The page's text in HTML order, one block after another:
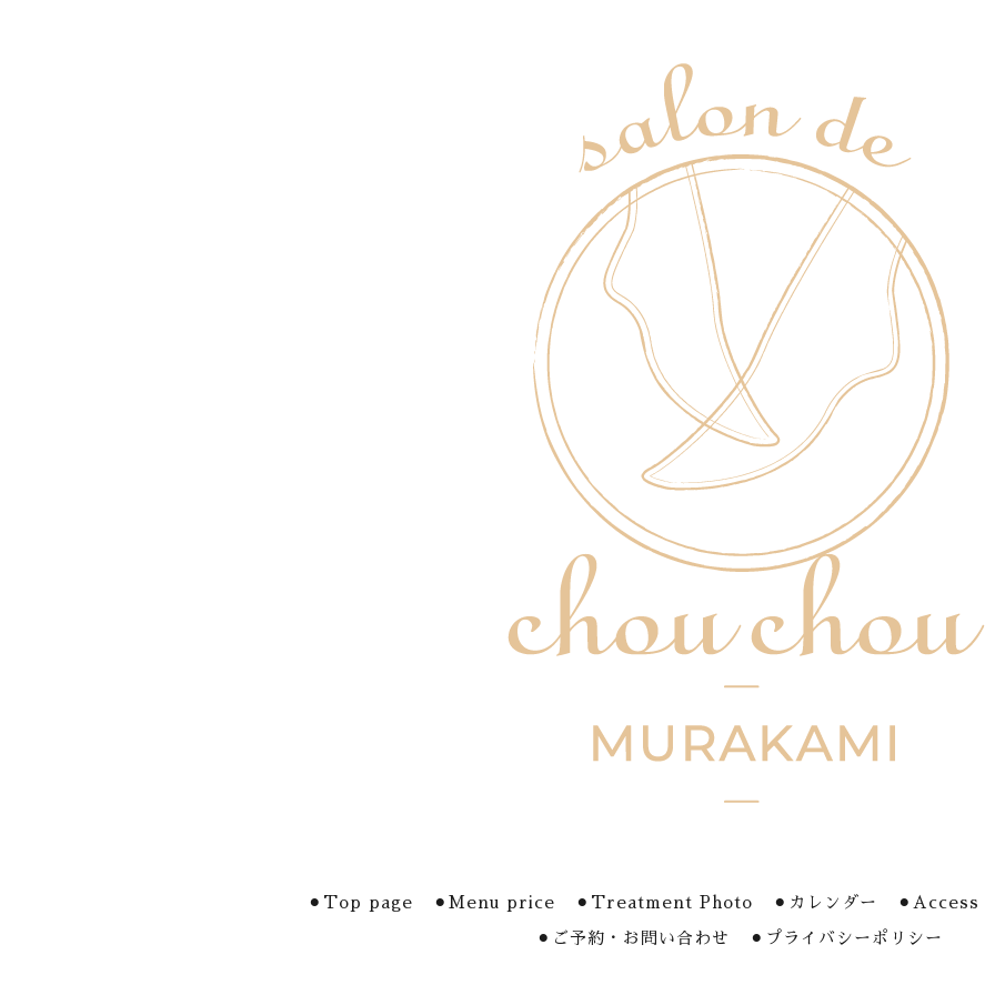
⚫︎Top page ⚫︎Menu price ⚫︎Treatment Photo ⚫︎カレンダー ⚫︎Access
⚫︎ご予約・お問い合わせ ⚫︎プライバシーポリシー